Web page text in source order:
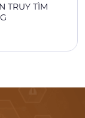
TRUY TÌM